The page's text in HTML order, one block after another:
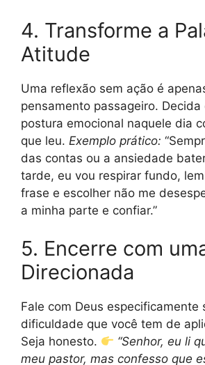
4. Transforme a
Atitude
Uma reflexão sem ação é
pensamento passageiro. Decida
postura emocional naquele dia
que leu. Exemplo prático:
das contas ou a ansiedade
tarde, eu vou respirar fundo,
frase e escolher não me
a minha parte e confiar.”
5. Encerre com
Direcionada
Fale com Deus especificamente
dificuldade que você tem de
Seja honesto.
“Senhor, eu li
meu pastor, mas confesso que